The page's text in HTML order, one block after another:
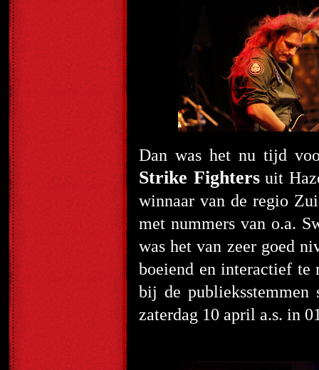
Dan was het nu tijd
Strike Fightersuit
winnaar van de regio
met nummers van o.a.
was het van zeer goed
boeiend en interactief te
bij de
zaterdag 10 april a.s. in